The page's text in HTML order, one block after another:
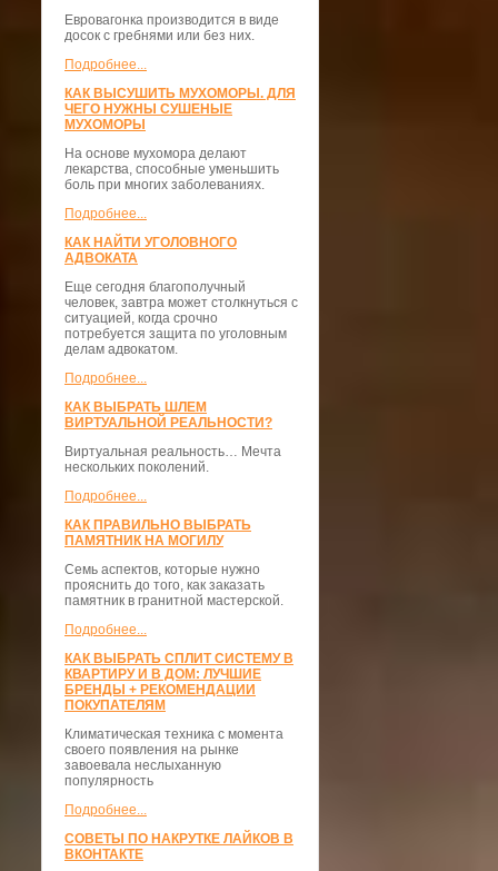
Евровагонка производится в виде
досок с гребнями или без них.
Подробнее...
КАК ВЫСУШИТЬ МУХОМОРЫ. ДЛЯ
ЧЕГО НУЖНЫ СУШЕНЫЕ
МУХОМОРЫ
На основе мухомора делают
лекарства, способные уменьшить
боль при многих заболеваниях.
Подробнее...
КАК НАЙТИ УГОЛОВНОГО
АДВОКАТА
Еще сегодня благополучный
человек, завтра может столкнуться с
ситуацией, когда срочно
потребуется защита по уголовным
делам адвокатом.
Подробнее...
КАК ВЫБРАТЬ ШЛЕМ
ВИРТУАЛЬНОЙ РЕАЛЬНОСТИ?
Виртуальная реальность… Мечта
нескольких поколений.
Подробнее...
КАК ПРАВИЛЬНО ВЫБРАТЬ
ПАМЯТНИК НА МОГИЛУ
Семь аспектов, которые нужно
прояснить до того, как заказать
памятник в гранитной мастерской.
Подробнее...
КАК ВЫБРАТЬ СПЛИТ СИСТЕМУ В
КВАРТИРУ И В ДОМ: ЛУЧШИЕ
БРЕНДЫ + РЕКОМЕНДАЦИИ
ПОКУПАТЕЛЯМ
Климатическая техника с момента
своего появления на рынке
завоевала неслыханную
популярность
Подробнее...
СОВЕТЫ ПО НАКРУТКЕ ЛАЙКОВ В
ВКОНТАКТЕ